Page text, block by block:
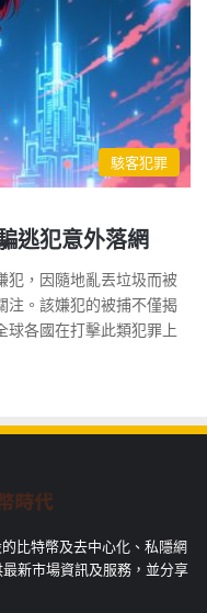
駭客犯罪
逃犯意外落網
犯，因隨地亂丟垃圾而被
注。該嫌犯的被捕不僅揭
球各國在打擊此類犯罪上
比特幣及去中心化、私隱網
新市場資訊及服務，並分享